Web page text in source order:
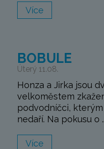
Více
BOBULE
Úterý 11.08.
Honza a Jirka jsou
velkoměstem
podvodníčci,
nedaří. Na pokusu o
Více